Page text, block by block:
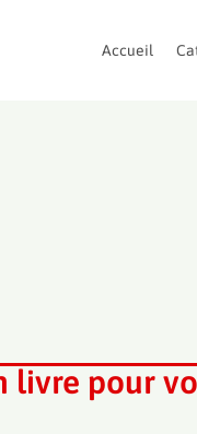
Accueil
livre pour